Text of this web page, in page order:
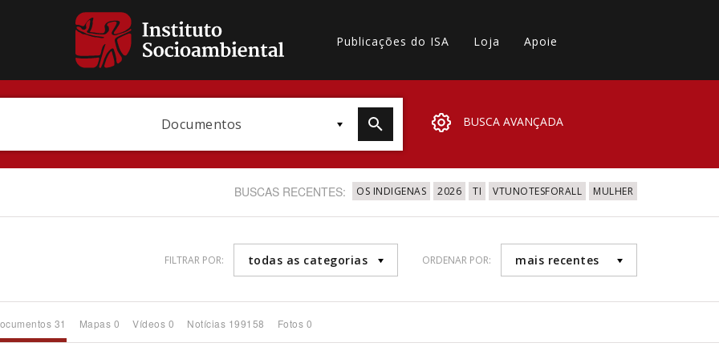
Publicações do ISA Loja Apoie
Documentos BUSCA AVANÇADA
BUSCAS RECENTES: OS INDIGENAS 2026 TI VTUNOTESFORALL MULHER
FILTRAR POR: todas as categorias ORDENAR POR: mais recentes
31 Mapas 0 Vídeos 0 Notícias 199158 Fotos 0